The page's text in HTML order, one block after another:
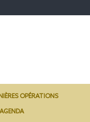
OPÉRATIONS
AGENDA